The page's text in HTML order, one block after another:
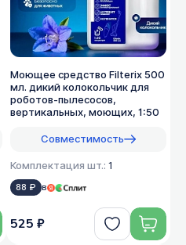
Моющее средство Filterix 500
мл. дикий колокольчик для
роботов-пылесосов,
вертикальных, моющих, 1:50
Совместимость
Комплектация шт.: 1
88 ₽ в
525 ₽